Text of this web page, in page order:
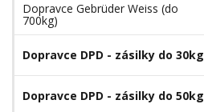
Dopravce Gebrüder Weiss (do
700kg)
Dopravce DPD - zásilky do 30kg
Dopravce DPD - zásilky do 50kg